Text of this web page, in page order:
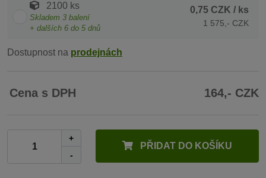
2100 ks
Skladem 3 balení
+ dalších 6 do 5 dnů
0,75 CZK / ks
1 575,- CZK
Dostupnost na prodejnách
Cena s DPH 164,- CZK
+
-
PŘIDAT DO KOŠÍKU